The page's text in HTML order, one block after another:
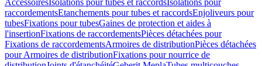
AccessoiresIsolations pour tubes et raccordsIsolations pour
raccordementsEtanchements pour tubes et raccordsEnjoliveurs pour
tubesFixations pour tubesGaines de protection et aides à
l'insertionFixations de raccordementsPièces détachées pour
Fixations de raccordementsArmoires de distributionPièces détachées
pour Armoires de distributionFixations pour nourrice de